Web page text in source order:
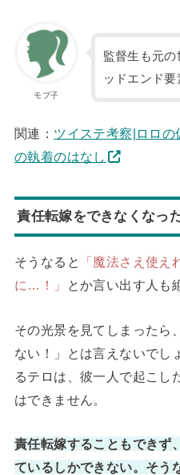
モブ子
監督生も元
ッドエンド要
関連： ツイステ考察|ロロ
の執着のはなし
責任転嫁をできなくなっ
そうなると
「魔法さえ使
に…！」
とか言い出す人も
その光景を見てしまったら
ない！」とは言えないでし
るテロは、彼一人で起こし
はできません。
責任転嫁することもできず
ているしかできない。そう